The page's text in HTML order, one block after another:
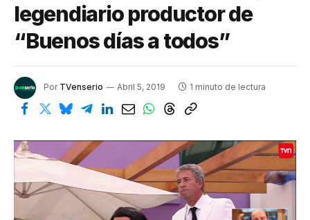
legendiario productor de
“Buenos días a todos”
Por TVenserio Abril 5, 2019 1 minuto de lectura